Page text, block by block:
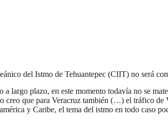
del Istmo de Tehuantepec (CIIT) no será
a largo plazo, en este momento todavía no se
creo que para Veracruz también (…) el tráfico
y Caribe, el tema del istmo en todo caso